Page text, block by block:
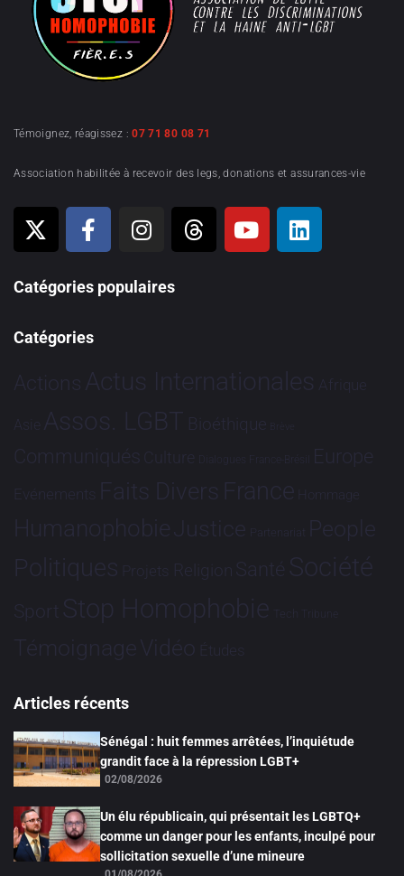
Témoignez, réagissez :07 71 80 08 71
Association habilitée à recevoir des legs, donations et assurances-vie
Catégories populaires
Catégories
Actions Actus Internationales Afrique
Asie Assos. LGBT Bioéthique Brève
Communiqués Culture Dialogues France-Brésil Europe
Evénements Faits Divers France Hommage
HumanophobieJustice Partenariat People
Politiques Projets Religion Santé Société
Sport Stop Homophobie Tech Tribune
TémoignageVidéo Études
Articles récents
Sénégal : huit femmes arrêtées, l’inquiétude
grandit face à la répression LGBT+
02/08/2026
Un élu républicain, qui présentait les LGBTQ+
comme un danger pour les enfants, inculpé pour
sollicitation sexuelle d’une mineure